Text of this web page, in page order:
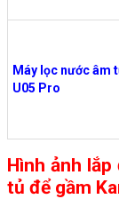
Máy lọc nước âm
U05 Pro
Hình ảnh
tủ để gầm